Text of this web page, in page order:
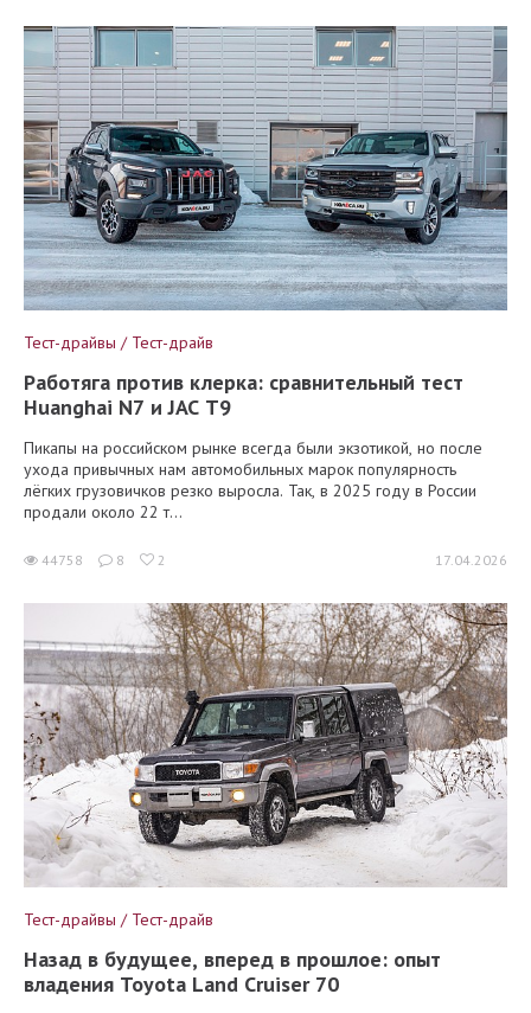
Тест-драйвы / Тест-драйв
Работяга против клерка: сравнительный тест
Huanghai N7 и JAC T9
Пикапы на российском рынке всегда были экзотикой, но после
ухода привычных нам автомобильных марок популярность
лёгких грузовичков резко выросла. Так, в 2025 году в России
продали около 22 т...
44758 8 2 17.04.2026
Тест-драйвы / Тест-драйв
Назад в будущее, вперед в прошлое: опыт
владения Toyota Land Cruiser 70